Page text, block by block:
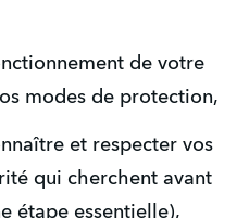
de votre
modes de protection,
et respecter vos
qui cherchent avant
étape essentielle),